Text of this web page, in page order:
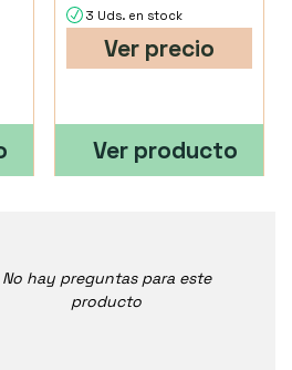
3 Uds. en stock
Ver precio
Ver producto
No hay preguntas para este
producto